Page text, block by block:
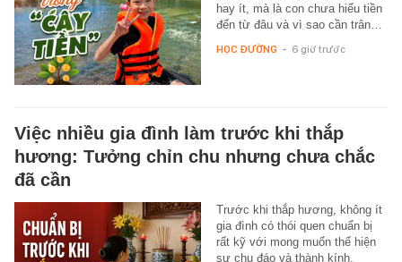
hay ít, mà là con chưa hiểu tiền
đến từ đâu và vì sao cần trân…
HỌC ĐƯỜNG - 6 giờ trước
Việc nhiều gia đình làm trước khi thắp
hương: Tưởng chỉn chu nhưng chưa chắc
đã cần
Trước khi thắp hương, không ít
gia đình có thói quen chuẩn bị
rất kỹ với mong muốn thể hiện
sự chu đáo và thành kính.